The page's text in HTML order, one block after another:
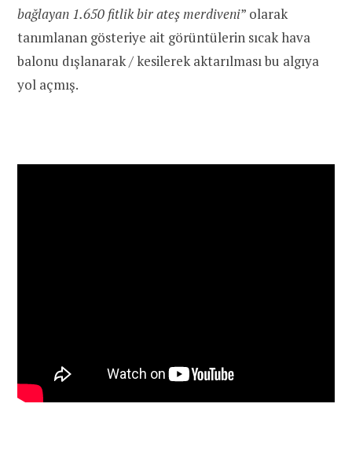
bağlayan 1.650 fitlik bir ateş merdiveni” olarak
tanımlanan gösteriye ait görüntülerin sıcak hava
balonu dışlanarak / kesilerek aktarılması bu algıya
yol açmış.